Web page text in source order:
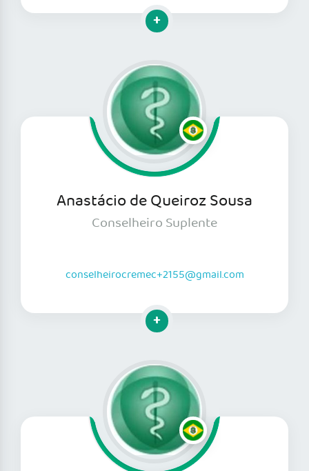
Clique para mais informações
Anastácio de Queiroz Sousa
Conselheiro Suplente
conselheirocremec+2155@gmail.com
Clique para mais informações